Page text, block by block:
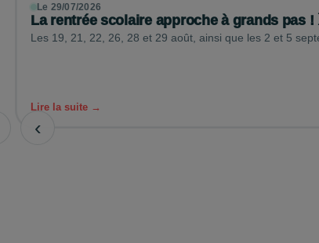
Le 29/07/2026
La rentrée scolaire approche à grands pas !
Les 19, 21, 22, 26, 28 et 29 août, ainsi que les 2 et 5
Lire la suite →
‹